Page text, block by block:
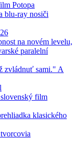
Potopa
blu-ray nosiči
na novém levelu,
paralelní
zvládnuť sami." A
film
klasického